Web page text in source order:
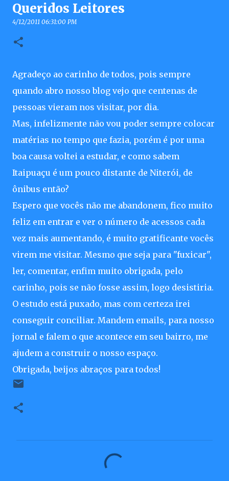
Queridos Leitores
4/12/2011 06:31:00 PM
Agradeço ao carinho de todos, pois sempre
quando abro nosso blog vejo que centenas de
pessoas vieram nos visitar, por dia.
Mas, infelizmente não vou poder sempre colocar
matérias no tempo que fazia, porém é por uma
boa causa voltei a estudar, e como sabem
Itaipuaçu é um pouco distante de Niterói, de
ônibus então?
Espero que vocês não me abandonem, fico muito
feliz em entrar e ver o número de acessos cada
vez mais aumentando, é muito gratificante vocês
virem me visitar. Mesmo que seja para "fuxicar",
ler, comentar, enfim muito obrigada, pelo
carinho, pois se não fosse assim, logo desistiria.
O estudo está puxado, mas com certeza irei
conseguir conciliar. Mandem emails, para nosso
jornal e falem o que acontece em seu bairro, me
ajudem a construir o nosso espaço.
Obrigada, beijos abraços para todos!